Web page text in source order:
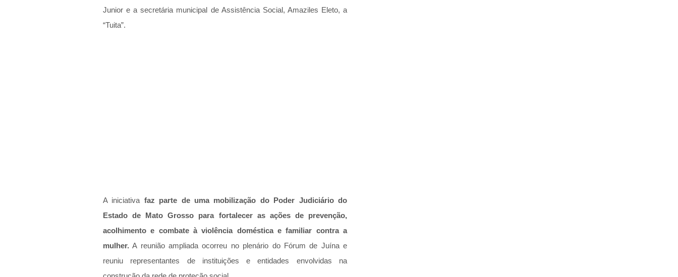
Junior e a secretária municipal de Assistência Social, Amaziles Eleto, a
“Tuita”.
A iniciativa faz parte de uma mobilização do Poder Judiciário do
Estado de Mato Grosso para fortalecer as ações de prevenção,
acolhimento e combate à violência doméstica e familiar contra a
mulher. A reunião ampliada ocorreu no plenário do Fórum de Juína e
reuniu representantes de instituições e entidades envolvidas na